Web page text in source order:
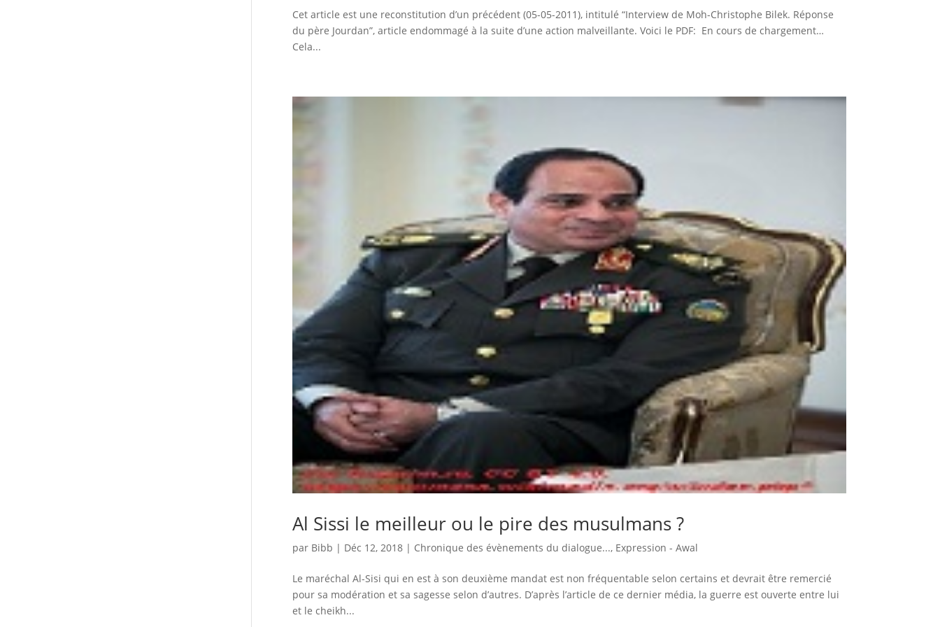
Cet article est une reconstitution d’un précédent (05-05-2011), intitulé “Interview de Moh-Christophe Bilek. Réponse
du père Jourdan”, article endommagé à la suite d’une action malveillante. Voici le PDF: En cours de chargement…
Cela...
Al Sissi le meilleur ou le pire des musulmans ?
par Bibb | Déc 12, 2018| Chronique des évènements du dialogue..., Expression - Awal
Le maréchal Al-Sisi qui en est à son deuxième mandat est non fréquentable selon certains et devrait être remercié
pour sa modération et sa sagesse selon d’autres. D’après l’article de ce dernier média, la guerre est ouverte entre lui
et le cheikh...